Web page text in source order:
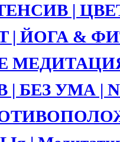
|
| ЙОГА &
БЕЗ УМА |